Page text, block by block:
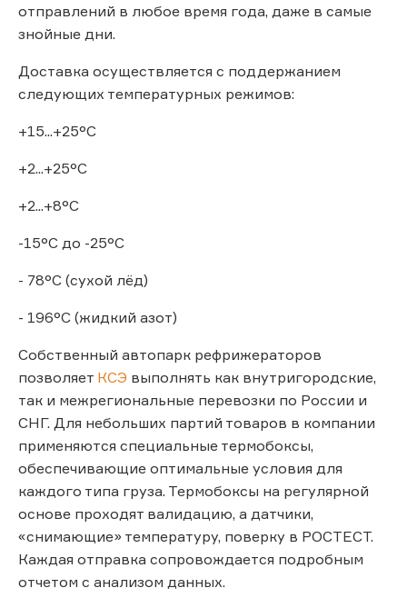
отправлений в любое время года, даже в самые
знойные дни.
Доставка осуществляется с поддержанием
следующих температурных режимов:
+15...+25°C
+2...+25°C
+2...+8°C
-15°C до -25°C
- 78°C (сухой лёд)
- 196°C (жидкий азот)
Собственный автопарк рефрижераторов
позволяет КСЭ выполнять как внутригородские,
так и межрегиональные перевозки по России и
СНГ. Для небольших партий товаров в компании
применяются специальные термобоксы,
обеспечивающие оптимальные условия для
каждого типа груза. Термобоксы на регулярной
основе проходят валидацию, а датчики,
«снимающие» температуру, поверку в РОСТЕСТ.
Каждая отправка сопровождается подробным
отчетом с анализом данных.